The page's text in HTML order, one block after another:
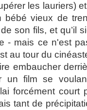
les lauriers)
vieux de
son fils, et qu’il
- mais ce n'est
au tour du
embaucher
un film se
forcément court
tant de